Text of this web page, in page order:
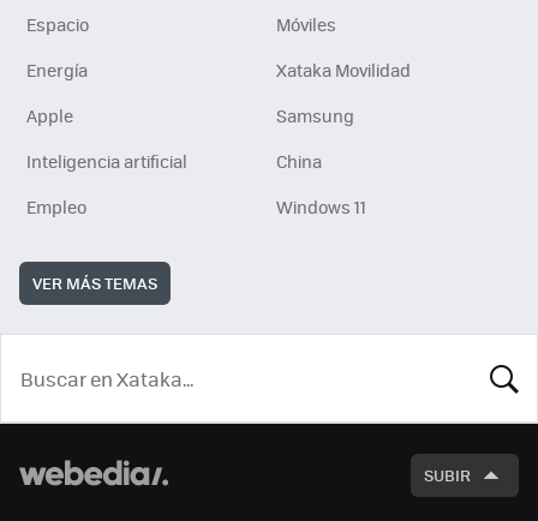
Espacio
Móviles
Energía
Xataka Movilidad
Apple
Samsung
Inteligencia artificial
China
Empleo
Windows 11
VER MÁS TEMAS
SUBIR